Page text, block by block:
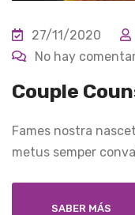
27/11/2020
No hay
Couple
Fames nostra
metus semper
SABER MÁS